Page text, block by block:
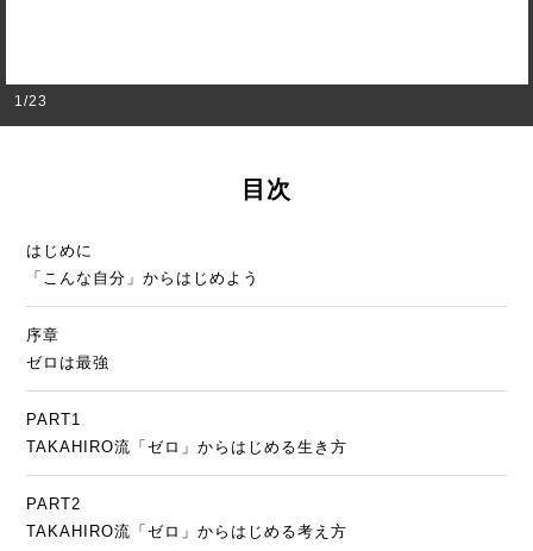
1/23
目次
はじめに
「こんな自分」からはじめよう
序章
ゼロは最強
PART1
TAKAHIRO流「ゼロ」からはじめる生き方
PART2
TAKAHIRO流「ゼロ」からはじめる考え方